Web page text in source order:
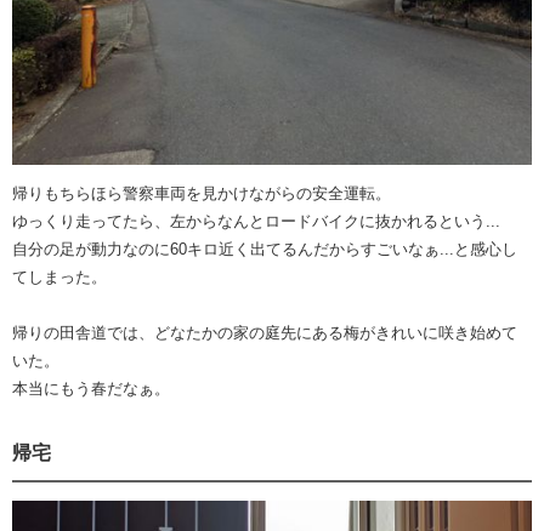
帰りもちらほら警察車両を見かけながらの安全運転。
ゆっくり走ってたら、左からなんとロードバイクに抜かれるという...
自分の足が動力なのに60キロ近く出てるんだからすごいなぁ...と感心し
てしまった。
帰りの田舎道では、どなたかの家の庭先にある梅がきれいに咲き始めて
いた。
本当にもう春だなぁ。
帰宅